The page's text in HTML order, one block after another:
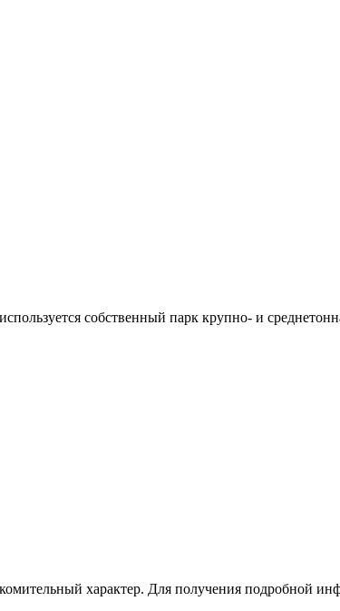
собственный парк крупно- и
характер. Для получения подробной